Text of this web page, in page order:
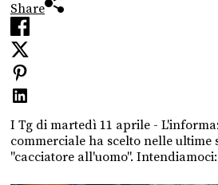
Share
I Tg di martedì 11 aprile -
commerciale ha scelto nelle ultime
"cacciatore all'uomo".